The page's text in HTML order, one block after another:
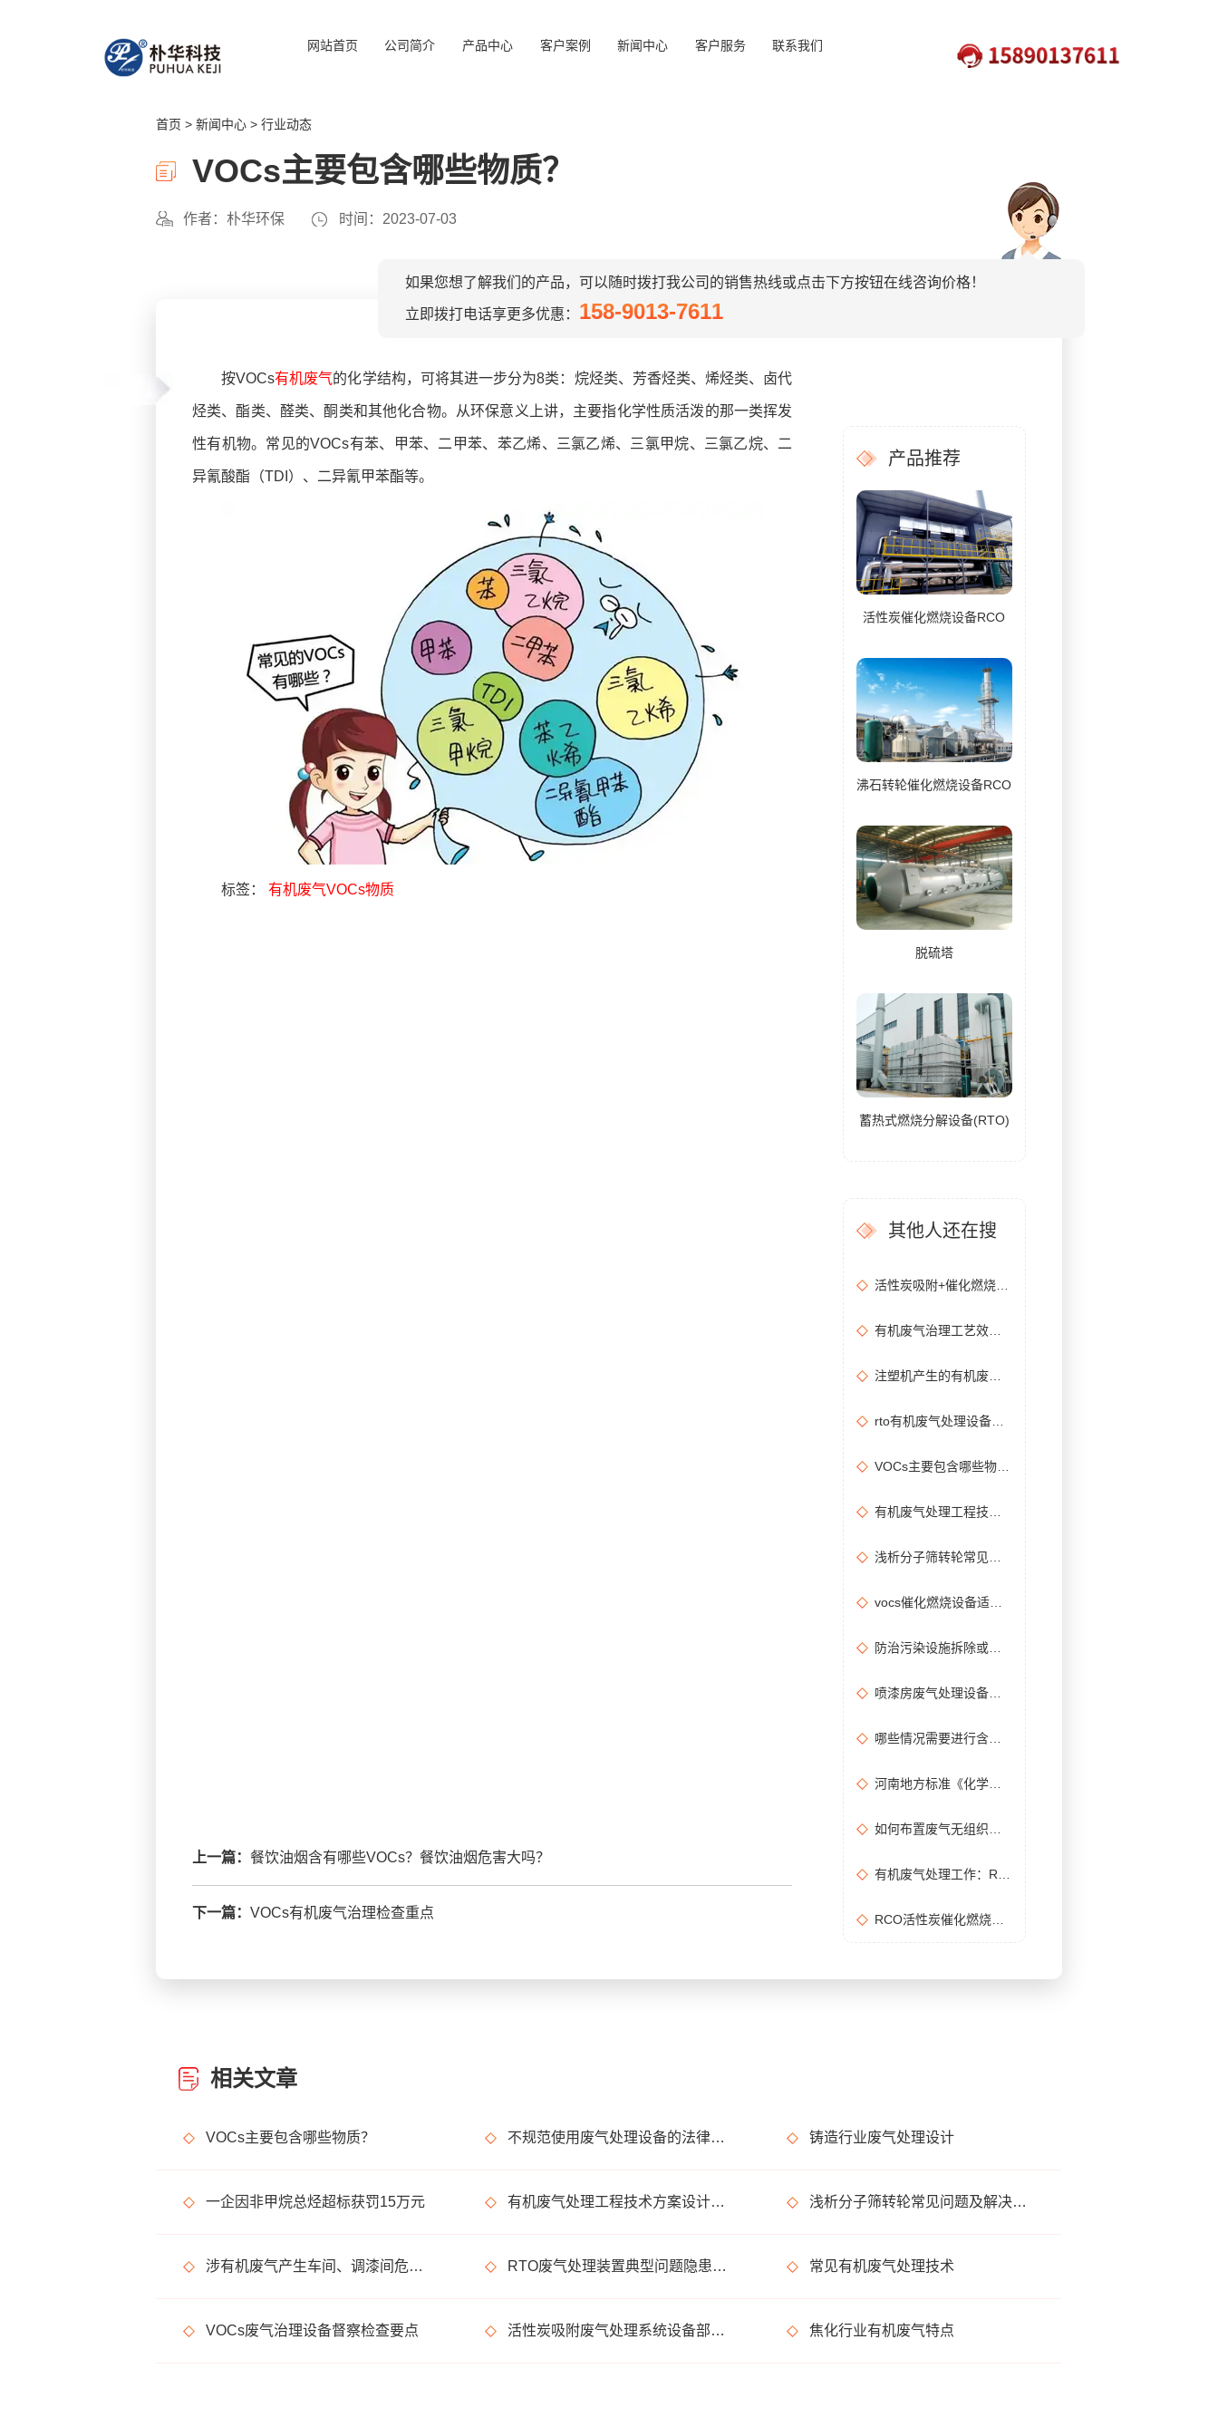
网站首页 公司简介 产品中心 客户案例 新闻中心 客户服务 联系我们
首页 > 新闻中心 > 行业动态
VOCs主要包含哪些物质？
作者：朴华环保 时间：2023-07-03
如果您想了解我们的产品，可以随时拨打我公司的销售热线或点击下方按钮在线咨询价格！
立即拨打电话享更多优惠： 158-9013-7611
按VOCs有机废气的化学结构，可将其进一步分为8类：烷烃类、芳香烃类、烯烃类、卤代
烃类、酯类、醛类、酮类和其他化合物。从环保意义上讲，主要指化学性质活泼的那一类挥发
性有机物。常见的VOCs有苯、甲苯、二甲苯、苯乙烯、三氯乙烯、三氯甲烷、三氯乙烷、二
异氰酸酯（TDI）、二异氰甲苯酯等。
标签： 有机废气​VOCs物质
产品推荐
活性炭催化燃烧设备RCO
沸石转轮催化燃烧设备RCO
脱硫塔
蓄热式燃烧分解设备(RTO)
其他人还在搜
活性炭吸附+催化燃烧运行的安全问题及相应措施
有机废气治理工艺效率高吗？
注塑机产生的有机废气特点，注塑机有机废气处理工艺
rto有机废气处理设备处理效果怎么样？
VOCs主要包含哪些物质？
vocs催化燃烧设备适用于哪些行业的废气处理？
喷漆房废气处理设备选购准则
哪些情况需要进行含氧量折算？如何进行含氧量折算？
河南地方标准《化学肥料工业大气污染物排放标准》征求意见稿
RCO活性炭催化燃烧设备处理废气步骤
上一篇： 餐饮油烟含有哪些VOCs？餐饮油烟危害大吗？
下一篇： VOCs有机废气治理检查重点
相关文章
VOCs主要包含哪些物质？ 不规范使用废气处理设备的法律后果 铸造行业废气处理设计
一企因非甲烷总烃超标获罚15万元 有机废气处理工程技术方案设计要点 浅析分子筛转轮常见问题及解决方法
涉有机废气产生车间、调漆间危险化学品使用管理要求 RTO废气处理装置典型问题隐患排查指南请收好！ 常见有机废气处理技术
VOCs废气治理设备督察检查要点 活性炭吸附废气处理系统设备部件简介 焦化行业有机废气特点